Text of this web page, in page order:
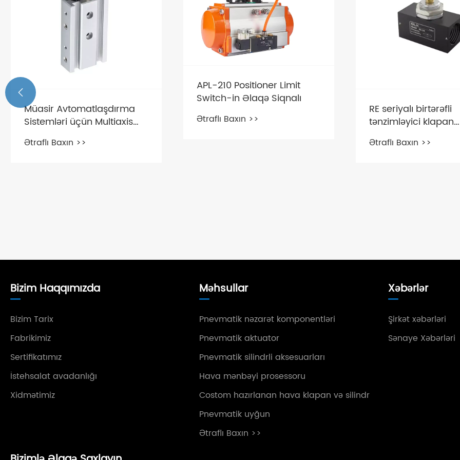
Müasir Avtomatlaşdırma
Sistemləri üçün Multiaxis
Ətraflı Baxın >>
APL-210 Positioner Limit
Switch-in Əlaqə Siqnalı
Ətraflı Baxın >>
RE seriyalı birtərəfli
tənzimləyici klapan
səmərəliliyini necə
Ətraflı Baxın >>

Bizim Haqqımızda
Bizim Tarix
Fabrikimiz
Sertifikatımız
İstehsalat avadanlığı
Xidmətimiz
Məhsullar
Pnevmatik nəzarət komponentləri
Pnevmatik aktuator
Pnevmatik silindrli aksesuarları
Hava mənbəyi prosessoru
Costom hazırlanan hava klapan və silindr
Pnevmatik uyğun
Ətraflı Baxın >>
Xəbərlər
Şirkət xəbərləri
Sənaye Xəbərləri